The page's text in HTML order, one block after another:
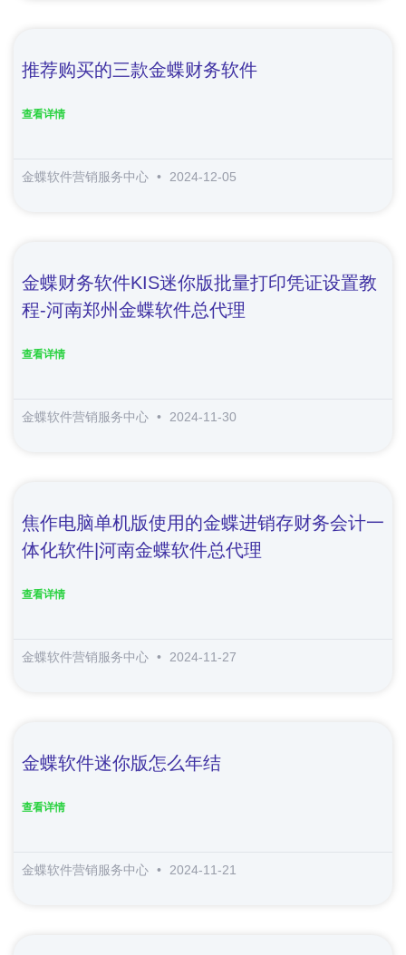
推荐购买的三款金蝶财务软件
查看详情
金蝶软件营销服务中心 2024-12-05
金蝶财务软件KIS迷你版批量打印凭证设置教
程-河南郑州金蝶软件总代理
查看详情
金蝶软件营销服务中心 2024-11-30
焦作电脑单机版使用的金蝶进销存财务会计一
体化软件|河南金蝶软件总代理
查看详情
金蝶软件营销服务中心 2024-11-27
金蝶软件迷你版怎么年结
查看详情
金蝶软件营销服务中心 2024-11-21